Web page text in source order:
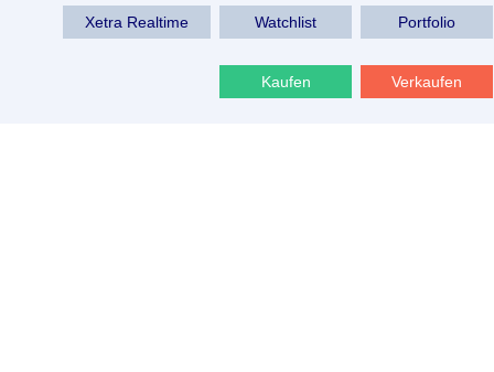
Xetra Realtime Watchlist Portfolio
Kaufen Verkaufen